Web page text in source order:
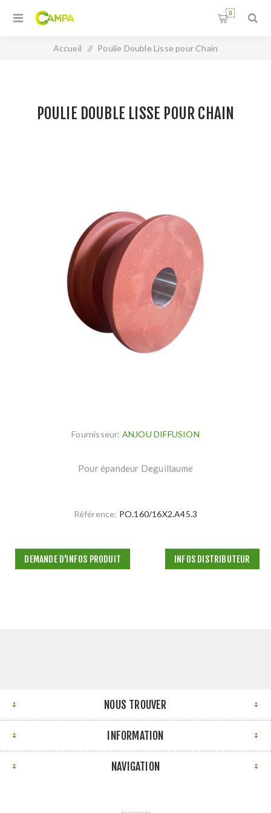
0
Accueil / Poulie Double Lisse pour Chain
POULIE DOUBLE LISSE POUR CHAIN
Fournisseur: ANJOU DIFFUSION
Pour épandeur Deguillaume
Référence: PO.160/16X2.A45.3
DEMANDE D'INFOS PRODUIT INFOS DISTRIBUTEUR
NOUS TROUVER
INFORMATION
NAVIGATION